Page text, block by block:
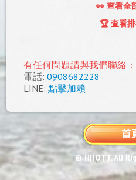
👀 查看全
🏆 查看
有任何問題請與我們聯絡：
電話: 0908682228
LINE: 點擊加賴
© HHOTT, All